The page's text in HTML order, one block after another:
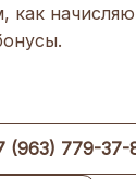
(963) 779-37-